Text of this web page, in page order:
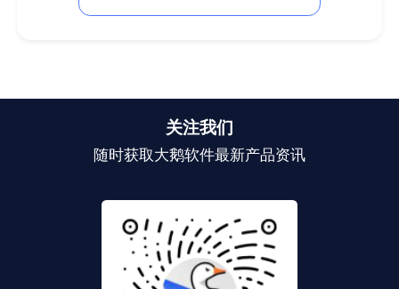
关注我们
随时获取大鹅软件最新产品资讯